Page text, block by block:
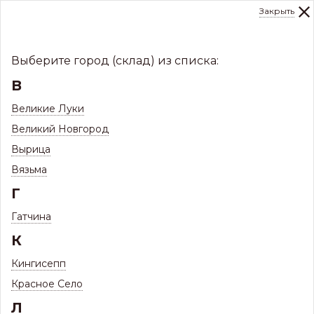
291-000
Доставка
Закрыть
Выберите город (склад) из списка:
В
Великие Луки
Великий Новгород
Вырица
Вязьма
Г
Гатчина
К
Кингисепп
Красное Село
Л